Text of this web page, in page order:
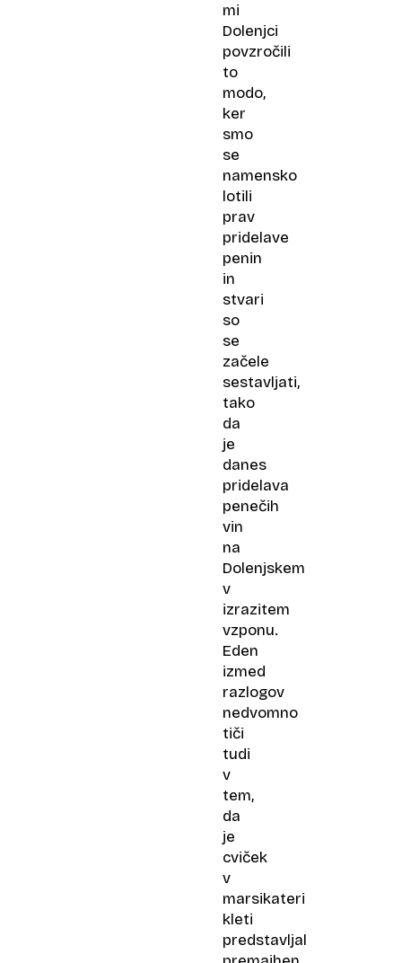
mi
Dolenjci
povzročili
to
modo,
ker
smo
se
namensko
lotili
prav
pridelave
penin
in
stvari
so
se
začele
sestavljati,
tako
da
je
danes
pridelava
penečih
vin
na
Dolenjskem
v
izrazitem
vzponu.
Eden
izmed
razlogov
nedvomno
tiči
tudi
v
tem,
da
je
cviček
v
marsikateri
kleti
predstavljal